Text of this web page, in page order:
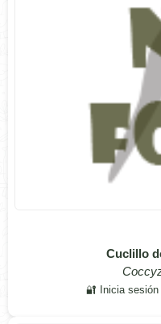
Cuclillo
🔐 Inicia sesión